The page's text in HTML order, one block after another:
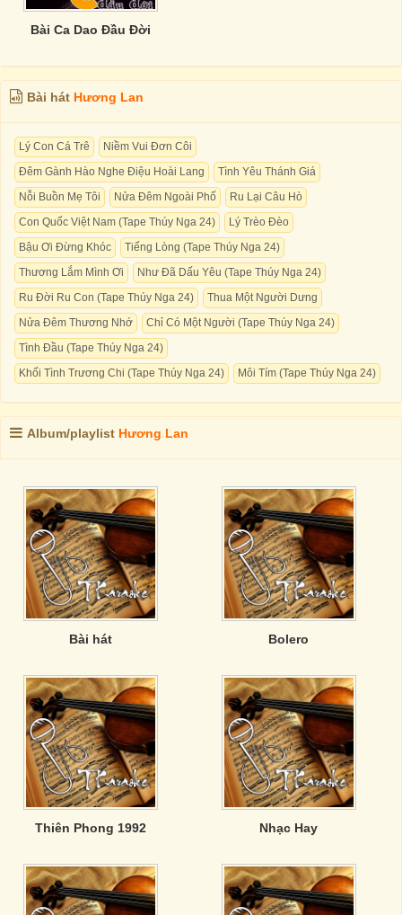
Bài Ca Dao Đầu Đời
Bài hát Hương Lan
Lý Con Cá Trê
Niềm Vui Đơn Côi
Đêm Gành Hào Nghe Điệu Hoài Lang
Tình Yêu Thánh Giá
Nỗi Buồn Mẹ Tôi
Nửa Đêm Ngoài Phố
Ru Lại Câu Hò
Con Quốc Việt Nam (Tape Thúy Nga 24)
Lý Trèo Đèo
Bậu Ơi Đừng Khóc
Tiếng Lòng (Tape Thúy Nga 24)
Thương Lắm Mình Ơi
Như Đã Dấu Yêu (Tape Thúy Nga 24)
Ru Đời Ru Con (Tape Thúy Nga 24)
Thua Một Người Dưng
Nửa Đêm Thương Nhớ
Chỉ Có Một Người (Tape Thúy Nga 24)
Tình Đầu (Tape Thúy Nga 24)
Khối Tình Trương Chi (Tape Thúy Nga 24)
Môi Tím (Tape Thúy Nga 24)
Album/playlist Hương Lan
Bài hát Bolero
Thiên Phong 1992 Nhạc Hay